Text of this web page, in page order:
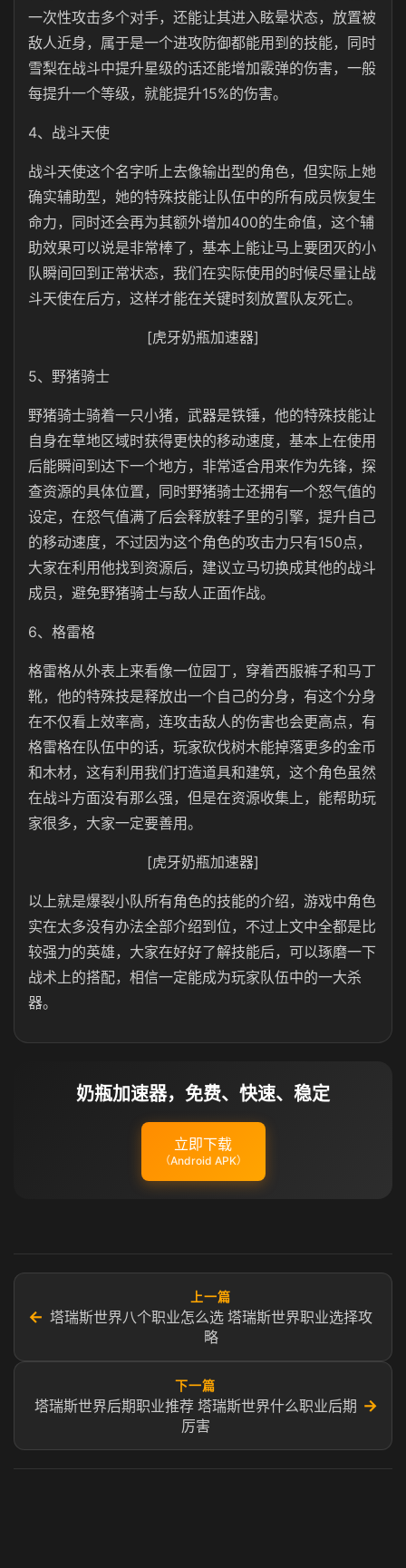
一次性攻击多个对手，还能让其进入眩晕状态，放置被
敌人近身，属于是一个进攻防御都能用到的技能，同时
雪梨在战斗中提升星级的话还能增加霰弹的伤害，一般
每提升一个等级，就能提升15%的伤害。
4、战斗天使
战斗天使这个名字听上去像输出型的角色，但实际上她
确实辅助型，她的特殊技能让队伍中的所有成员恢复生
命力，同时还会再为其额外增加400的生命值，这个辅
助效果可以说是非常棒了，基本上能让马上要团灭的小
队瞬间回到正常状态，我们在实际使用的时候尽量让战
斗天使在后方，这样才能在关键时刻放置队友死亡。
[虎牙奶瓶加速器]
5、野猪骑士
野猪骑士骑着一只小猪，武器是铁锤，他的特殊技能让
自身在草地区域时获得更快的移动速度，基本上在使用
后能瞬间到达下一个地方，非常适合用来作为先锋，探
查资源的具体位置，同时野猪骑士还拥有一个怒气值的
设定，在怒气值满了后会释放鞋子里的引擎，提升自己
的移动速度，不过因为这个角色的攻击力只有150点，
大家在利用他找到资源后，建议立马切换成其他的战斗
成员，避免野猪骑士与敌人正面作战。
6、格雷格
格雷格从外表上来看像一位园丁，穿着西服裤子和马丁
靴，他的特殊技是释放出一个自己的分身，有这个分身
在不仅看上效率高，连攻击敌人的伤害也会更高点，有
格雷格在队伍中的话，玩家砍伐树木能掉落更多的金币
和木材，这有利用我们打造道具和建筑，这个角色虽然
在战斗方面没有那么强，但是在资源收集上，能帮助玩
家很多，大家一定要善用。
[虎牙奶瓶加速器]
以上就是爆裂小队所有角色的技能的介绍，游戏中角色
实在太多没有办法全部介绍到位，不过上文中全都是比
较强力的英雄，大家在好好了解技能后，可以琢磨一下
战术上的搭配，相信一定能成为玩家队伍中的一大杀
器。
奶瓶加速器，免费、快速、稳定
立即下载
（Android APK）
←
上一篇
塔瑞斯世界八个职业怎么选 塔瑞斯世界职业选择攻
略
下一篇
塔瑞斯世界后期职业推荐 塔瑞斯世界什么职业后期
厉害​
→